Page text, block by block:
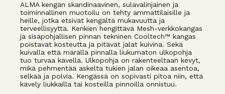
ALMA kengän skandinaavinen, sulavalinjainen ja
toiminnallinen muotoilu on tehty ammattilaisille ja
heille, jotka etsivät kengältä mukavuutta ja
terveellisyyttä. Kenkien hengittävä Mesh-verkkokangas
ja sisäpohjallisen pinnan tekninen Cooltech™ kangas
poistavat kosteutta ja pitävät jalat kuivina. Sekä
kuivalla että märällä pinnalla liukumaton ulkopohja
tuo turvaa kävellä. Ulkopohja on rakenteeltaan kevyt,
mikä pehmentää askelta tukien jalan oikeaa asentoa,
selkää ja polvia. Kengässä on sopivasti pitoa niin, että
kävely liukkailla tai kosteilla pinnoilla onnistuu.